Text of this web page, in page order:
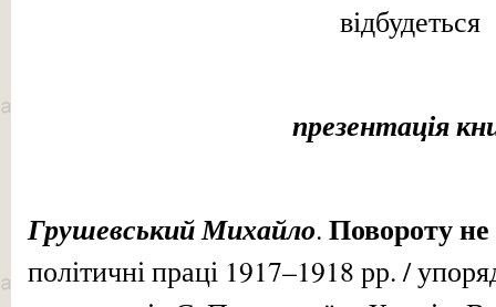
відбудеться
презентація
Грушевський Михайло. Повороту не
політичні праці 1917–1918 рр. /